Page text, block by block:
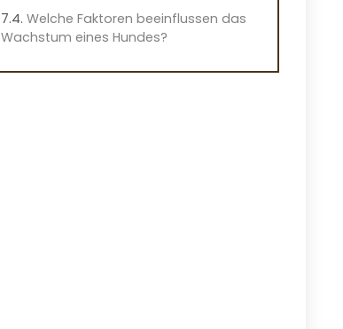
Welche Faktoren beeinflussen das
Wachstum eines Hundes?